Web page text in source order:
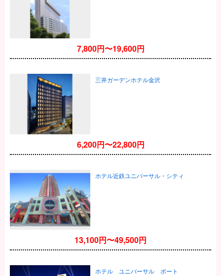
7,800円〜19,600円
三井ガーデンホテル金沢
6,200円〜22,800円
ホテル近鉄ユニバーサル・シティ
13,100円〜49,500円
ホテル ユニバーサル ポート